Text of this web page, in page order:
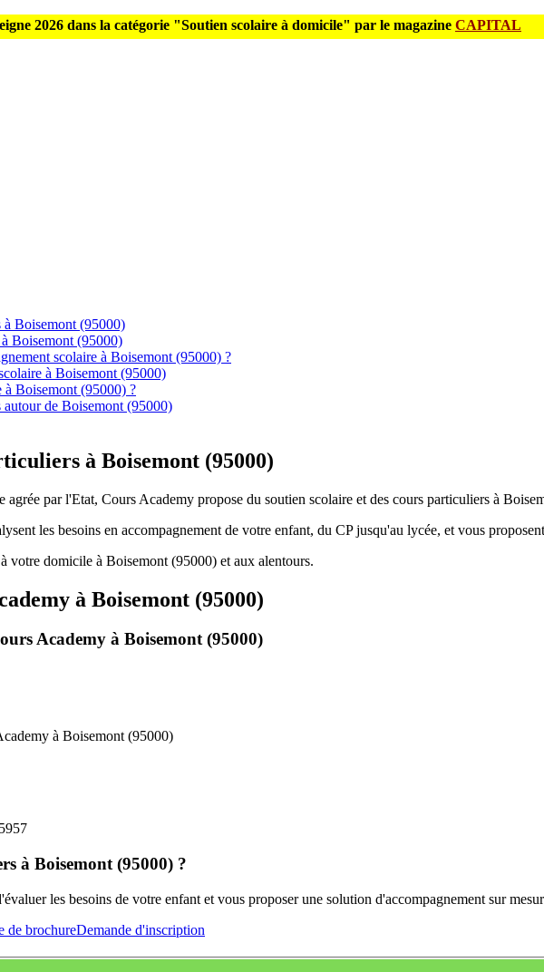
2026 dans la catégorie "Soutien scolaire à domicile" par le magazine CAPITAL
à Boisemont (95000)
Boisemont (95000)
scolaire à Boisemont (95000) ?
à Boisemont (95000)
à Boisemont (95000) ?
de Boisemont (95000)
à Boisemont (95000)
par l'Etat, Cours Academy propose du soutien scolaire et des cours particuliers à
les besoins en accompagnement de votre enfant, du CP jusqu'au lycée, et vous
votre domicile à Boisemont (95000) et aux alentours.
à Boisemont (95000)
Academy à Boisemont (95000)
à Boisemont (95000)
à Boisemont (95000) ?
les besoins de votre enfant et vous proposer une solution d'accompagnement sur
de brochureDemande d'inscription